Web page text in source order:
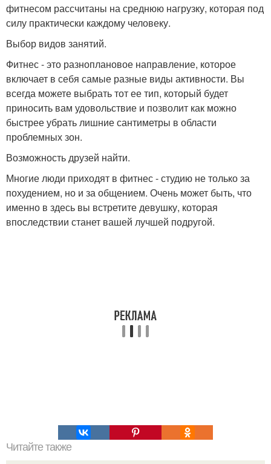
фитнесом рассчитаны на среднюю нагрузку, которая под
силу практически каждому человеку.
Выбор видов занятий.
Фитнес - это разноплановое направление, которое
включает в себя самые разные виды активности. Вы
всегда можете выбрать тот ее тип, который будет
приносить вам удовольствие и позволит как можно
быстрее убрать лишние сантиметры в области
проблемных зон.
Возможность друзей найти.
Многие люди приходят в фитнес - студию не только за
похудением, но и за общением. Очень может быть, что
именно в здесь вы встретите девушку, которая
впоследствии станет вашей лучшей подругой.
Читайте также